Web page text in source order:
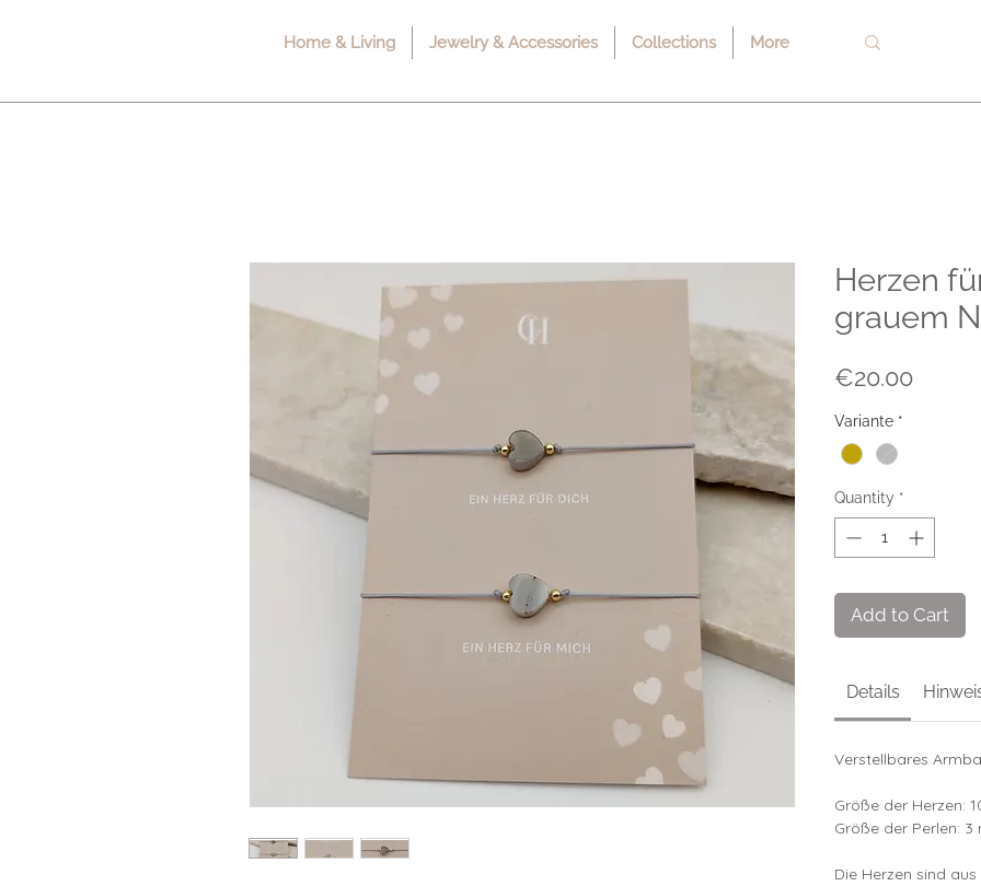
Home & Living Jewelry & Accessories Collections More
Herzen
grauem
€20.00Price
Variante *
Quantity *
Add to Cart
Details
Verstellbares
Größe der Herzen:
Größe der Perlen: 3
Die Herzen sind